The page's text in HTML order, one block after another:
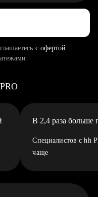
с офертой
В 2,4 раза больше
Специалистов с hh
чаще